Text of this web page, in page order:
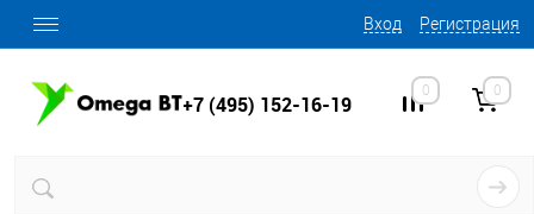
Вход Регистрация
+7 (495) 152-16-19
0 0